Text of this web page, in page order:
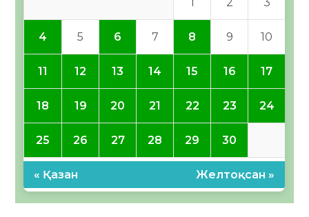
1 2 3
4 5 6 7 8 9 10
11 12 13 14 15 16 17
18 19 20 21 22 23 24
25 26 27 28 29 30
« Қазан Желтоқсан »